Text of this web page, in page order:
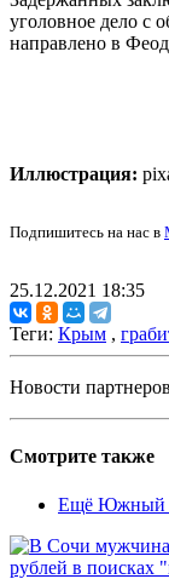
уголовное дело с
направлено в
Иллюстрация:
Подпишитесь на нас в
25.12.2021 18:35
Теги: Крым ,
Новости партнеров
Смотрите также
Ещё Южный